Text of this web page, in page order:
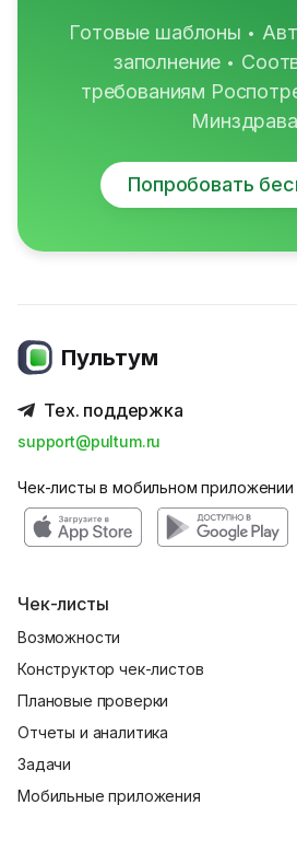
Готовые шаблоны •
заполнение •
требованиям
Минздрава
Попробовать
Пультум
Тех. поддержка
support@pultum.ru
Чек-листы в мобильном приложении
Чек-листы
Возможности
Конструктор чек-листов
Плановые проверки
Отчеты и аналитика
Задачи
Мобильные приложения